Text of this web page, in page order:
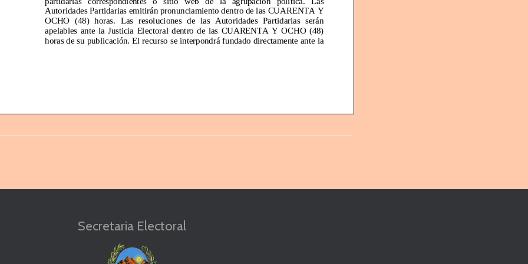
Autoridades Partidarias emitirán pronunciamiento dentro de las CUARENTA Y
OCHO (48) horas. Las resoluciones de
las Autoridades Partidarias serán
apelables ante la Justicia Electoral dentro de las CUARENTA Y OCHO (48)
horas de su publicación. El recurso se interpondrá fundado directamente ante la
corridos.
quien se exp
edirá en un plazo no mayor a
que establezcan las respectivas Cartas Orgánicas partidarias y la Constitución
Secretaria Electoral